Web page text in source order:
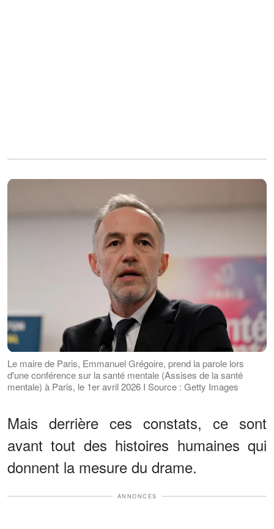
Le maire de Paris, Emmanuel Grégoire, prend la parole lors
d'une conférence sur la santé mentale (Assises de la santé
mentale) à Paris, le 1er avril 2026 I Source : Getty Images
Mais derrière ces constats, ce sont
avant tout des histoires humaines qui
donnent la mesure du drame.
ANNONCES